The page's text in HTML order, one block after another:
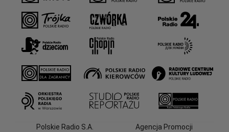
Polskie Radio S.A.
Agencja Promocji